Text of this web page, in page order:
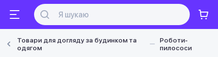
Товари для догляду за будинком та
одягом
Роботи-
пилососи